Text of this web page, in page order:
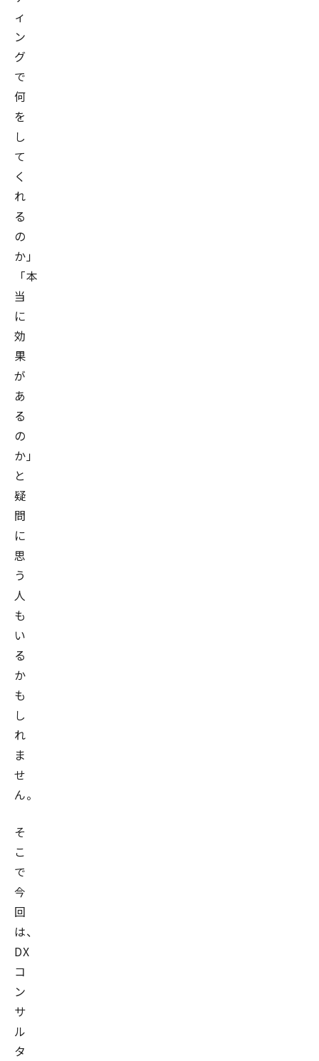
ィ
ン
グ
で
何
を
し
て
く
れ
る
の
か」
「本
当
に
効
果
が
あ
る
の
か」
と
疑
問
に
思
う
人
も
い
る
か
も
し
れ
ま
せ
ん。
そ
こ
で
今
回
は、
DX
コ
ン
サ
ル
タ